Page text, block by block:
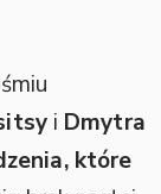
i Dmytra
które